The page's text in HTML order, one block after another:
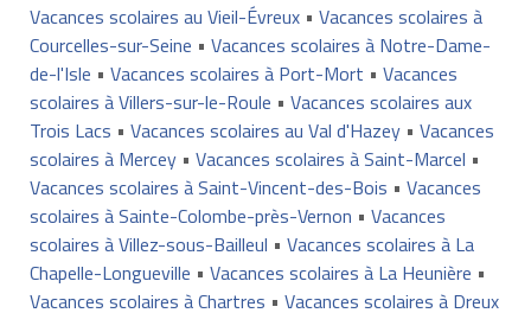
Vacances scolaires au Vieil-Évreux• Vacances scolaires à
Courcelles-sur-Seine • Vacances scolaires à Notre-Dame-
de-l'Isle • Vacances scolaires à Port-Mort • Vacances
scolaires à Villers-sur-le-Roule • Vacances scolaires aux
Trois Lacs • Vacances scolaires au Val d'Hazey• Vacances
scolaires à Mercey• Vacances scolaires à Saint-Marcel •
Vacances scolaires à Saint-Vincent-des-Bois • Vacances
scolaires à Sainte-Colombe-près-Vernon • Vacances
scolaires à Villez-sous-Bailleul • Vacances scolaires à La
Chapelle-Longueville • Vacances scolaires à La Heunière •
Vacances scolaires à Chartres • Vacances scolaires à Dreux